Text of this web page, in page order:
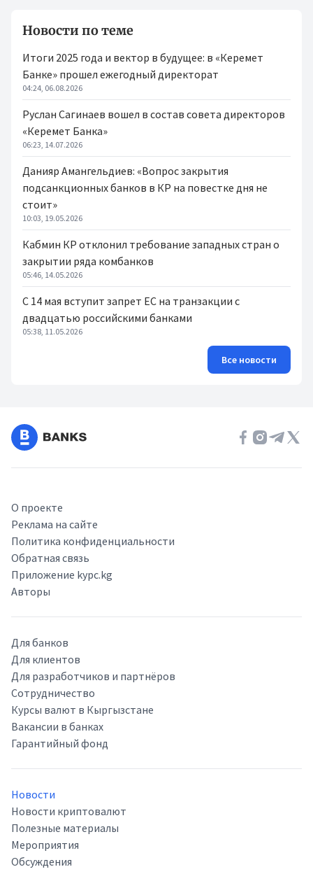
Новости по теме
Итоги 2025 года и вектор в будущее: в «Керемет
Банке» прошел ежегодный директорат
04:24, 06.08.2026
Руслан Сагинаев вошел в состав совета директоров
«Керемет Банка»
06:23, 14.07.2026
Данияр Амангельдиев: «Вопрос закрытия
подсанкционных банков в КР на повестке дня не
стоит»
10:03, 19.05.2026
Кабмин КР отклонил требование западных стран о
закрытии ряда комбанков
05:46, 14.05.2026
С 14 мая вступит запрет ЕС на транзакции с
двадцатью российскими банками
05:38, 11.05.2026
Все новости
О проекте
Реклама на сайте
Политика конфиденциальности
Обратная связь
Приложение kypc.kg
Авторы
Для банков
Для клиентов
Для разработчиков и партнёров
Сотрудничество
Курсы валют в Кыргызстане
Вакансии в банках
Гарантийный фонд
Новости
Новости криптовалют
Полезные материалы
Мероприятия
Обсуждения